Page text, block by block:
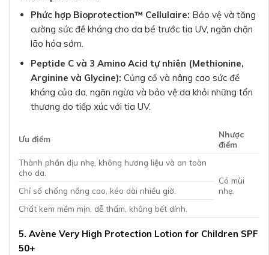
Phức hợp Bioprotection™ Cellulaire: Bảo vệ và tăng
cường sức đề kháng cho da bé trước tia UV, ngăn chặn
lão hóa sớm.
Peptide C và 3 Amino Acid tự nhiên (Methionine,
Arginine và Glycine): Củng cố và nâng cao sức đề
kháng của da, ngăn ngừa và bảo vệ da khỏi những tổn
thương do tiếp xúc với tia UV.
Ưu điểm
Nhược
điểm
Thành phần dịu nhẹ, không hương liệu và an toàn
cho da.
Có mùi
nhẹ.
Chỉ số chống nắng cao, kéo dài nhiều giờ.
Chất kem mềm mịn, dễ thấm, không bết dính.
5. Avène Very High Protection Lotion for Children SPF
50+